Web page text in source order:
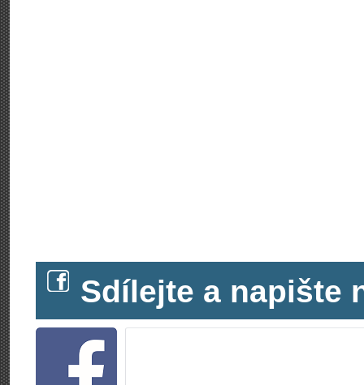
Sdílejte a napište